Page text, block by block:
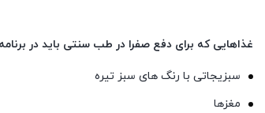
غذاهایی که برای دفع صفرا در طب سنتی باید در
سبزیجاتی با رنگ های سبز تیره
مغزها